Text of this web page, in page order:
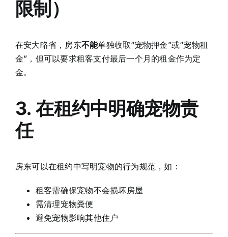
限制）
在安大略省，房东不能单独收取“宠物押金”或“宠物租
金”，但可以要求租客支付最后一个月的租金作为定
金。
3. 在租约中明确宠物责
任
房东可以在租约中写明宠物的行为规范，如：
租客需确保宠物不会损坏房屋
需清理宠物粪便
避免宠物影响其他住户